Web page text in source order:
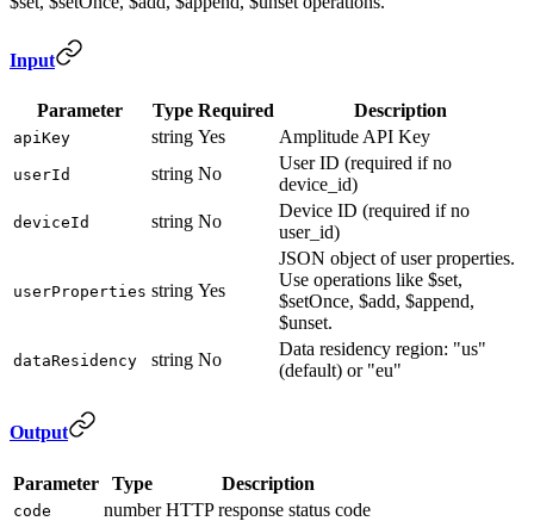
Input
Parameter Type Required Description
apiKey string Yes Amplitude API Key
userId string No
User ID (required if no
device_id)
deviceId string No
Device ID (required if no
user_id)
userProperties string Yes
JSON object of user properties.
Use operations like $set,
$setOnce, $add, $append,
$unset.
dataResidency string No
Data residency region: "us"
(default) or "eu"
Output
Parameter Type Description
code number HTTP response status code